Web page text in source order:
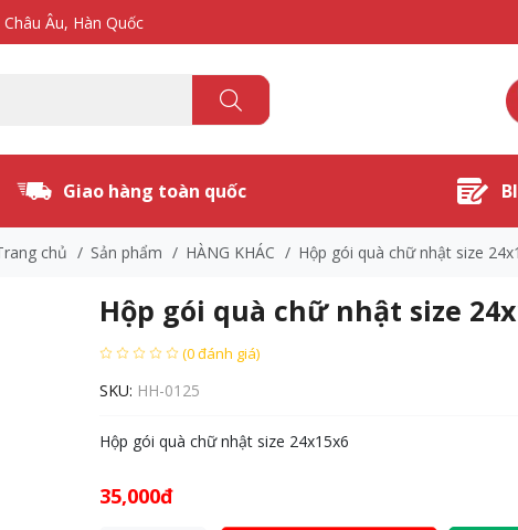
Âu, Hàn Quốc
Giao hàng toàn quốc
chủ / Sản phẩm / HÀNG KHÁC / Hộp gói quà chữ nhật size
Hộp gói quà chữ nhật size
(0 đánh giá)
SKU: HH-0125
Hộp gói quà chữ nhật size 24x15x6
35,000đ